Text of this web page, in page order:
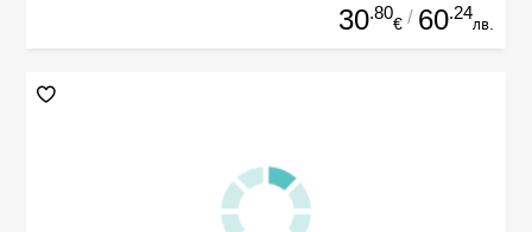
30.80
€ / 60.24
лв.